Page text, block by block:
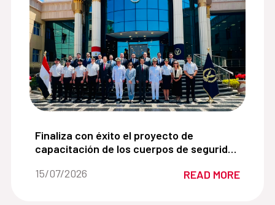
para víctimas de violencia de género de la
Finaliza con éxito el proyecto de capacitación
Finaliza con éxito el proyecto de
capacitación de los cuerpos de seguridad
Interior de España
Date of the news::
15/07/2026 READ MORE